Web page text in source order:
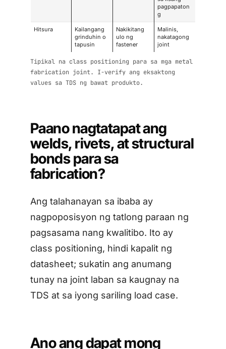
pagpapaton
g
Hitsura
Kailangang
grinduhin o
tapusin
Nakikitang
ulo ng
fastener
Malinis,
nakatagong
joint
Tipikal na class positioning para sa mga metal
fabrication joint. I-verify ang eksaktong
values sa TDS ng bawat produkto.
Paano nagtatapat ang
welds, rivets, at structural
bonds para sa
fabrication?
Ang talahanayan sa ibaba ay
nagpoposisyon ng tatlong paraan ng
pagsasama nang kwalitibo. Ito ay
class positioning, hindi kapalit ng
datasheet; sukatin ang anumang
tunay na joint laban sa kaugnay na
TDS at sa iyong sariling load case.
Ano ang dapat mong